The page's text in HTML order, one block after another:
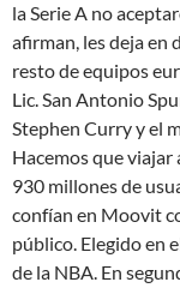
la Serie A no
afirman, les deja en
resto de equipos
Lic. San Antonio
Stephen Curry y el
Hacemos que viajar
930 millones de
confían en Moovit
público. Elegido en
de la NBA. En